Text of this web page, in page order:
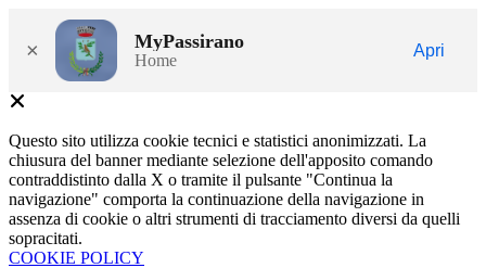
× MyPassirano
Home
Apri
Questo sito utilizza cookie tecnici e statistici anonimizzati. La
chiusura del banner mediante selezione dell'apposito comando
contraddistinto dalla X o tramite il pulsante "Continua la
navigazione" comporta la continuazione della navigazione in
assenza di cookie o altri strumenti di tracciamento diversi da quelli
sopracitati.
COOKIE POLICY